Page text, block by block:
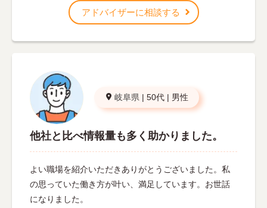
アドバイザーに相談する
岐阜県 | 50代 | 男性
他社と比べ情報量も多く助かりました。
よい職場を紹介いただきありがとうございました。私
の思っていた働き方が叶い、満足しています。お世話
になりました。